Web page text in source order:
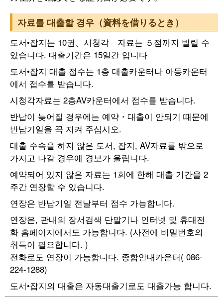
자료를 대출할 경우（資料を借りるとき）
도서•잡지는 10권、시청각 자료는 ５점까지 빌릴 수
있습니다. 대출기간은 15일간 입니다
도서•잡지 대출 접수는 1층 대출카운터나 아동카운터
에서 접수를 받습니다.
시청각자료는 2층AV카운터에서 접수를 받습니다.
반납이 늦어질 경우에는 예약・대출이 안되기 때문에
반납기일을 꼭 지켜 주십시오.
대출 수속을 하지 않은 도서, 잡지, AV자료를 밖으로
가지고 나갈 경우에 경보가 울립니다.
예약되어 있지 않은 자료는 1회에 한해 대출 기간을 2
주간 연장할 수 있습니다.
연장은 반납기일 전날부터 접수 가능합니다.
연장은, 관내의 장서검색 단말기나 인터넷 및 휴대전
화 홈페이지에서도 가능합니다. (사전에 비밀번호의
취득이 필요합니다. )
전화로도 연장이 가능합니다. 종합안내카운터( 086-
224-1288)
도서•잡지의 대출은 자동대출기로도 대출가능 합니다.